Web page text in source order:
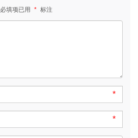
必填项已用 * 标注
*
*